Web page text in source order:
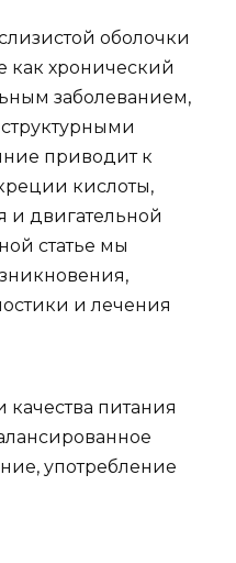
оболочки
как хронический
заболеванием,
приводит к
кислоты,
двигательной
статье мы
и лечения
питания
употребление